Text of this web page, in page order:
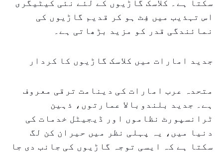
سکتا ہے۔ کلاسک گاڑیوں کے لئے نئی کیٹیگری
اس تہذیب میں فِٹ ہو کر قدیم گاڑیوں کی
نمائندگی قدر کو مزید بڑھاتی ہے۔
جدید امارات میں کلاسک گاڑیوں کا کردار
متحدہ عرب امارات کی دینامت ترقی معروف
ہے۔ جدید بلندوبالا عمارتوں، ذہین
ٹرانسپورٹ نظاموں اور ڈیجیٹل خدمات کی
دنیا میں، یہ پہلی نظر میں حیران کن لگ
سکتا ہے کہ ایسی توجہ گاڑیوں کی جانب دی جا